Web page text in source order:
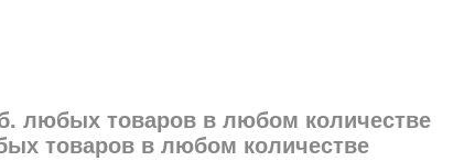
любых товаров в любом количестве
товаров в любом количестве